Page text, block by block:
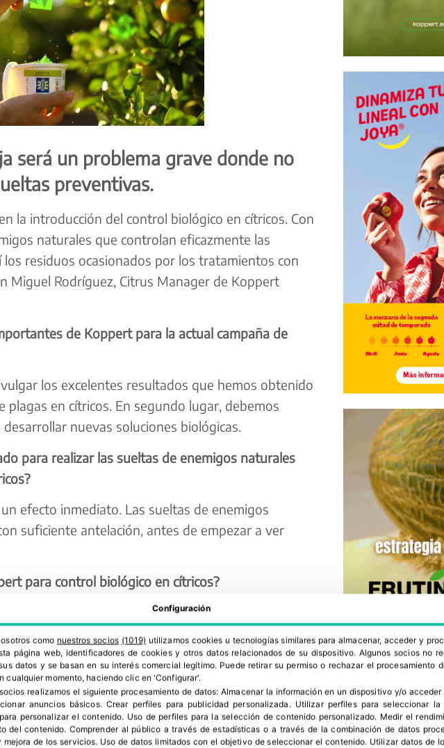
será un problema grave donde no
preventivas.
la introducción del control biológico en cítricos. Con
naturales que controlan eficazmente las
los residuos ocasionados por los tratamientos con
Miguel Rodríguez, Citrus Manager de Koppert
de Koppert para la actual campaña de
los excelentes resultados que hemos obtenido
plagas en cítricos. En segundo lugar, debemos
nuevas soluciones biológicas.
para realizar las sueltas de enemigos naturales
efecto inmediato. Las sueltas de enemigos
suficiente antelación, antes de empezar a ver
para control biológico en cítricos?
que ofrece resultados excelentes contra la
es que el formato de sobre Spical UltiMite es
el agua y el sol. En su interior, conseguimos
y gracias a eso los ácaros depredadores se
las condiciones ideales. El resultado final es que
más semanas que cualquier otro sobre del
una avispa parásita que actúa eficazmente
Configuración
como nuestros socios (1019) utilizamos cookies u tecnologías similares para almacenar, acceder y
página web, identificadores de cookies y otros datos relacionados de su dispositivo. Algunos socios no
datos y se basan en su interés comercial legítimo. Puede retirar su permiso o rechazar el procesamiento
cualquier momento, haciendo clic en 'Configurar'.
realizamos el siguiente procesamiento de datos:Almacenar la información en un dispositivo y/o acceder
anuncios básicos. Crear perfiles para publicidad personalizada . Utilizar perfiles para seleccionar la
personalizar el contenido. Uso de perfiles para la selección de contenido personalizado. Medir el
del contenido. Comprender al público a través de estadísticas o a través de la combinación de datos
mejora de los servicios. Uso de datos limitados con el objetivo de seleccionar el contenido. Utilizar datos de